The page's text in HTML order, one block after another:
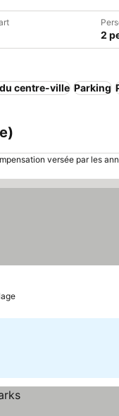
2
centre-ville Parking
versée par les